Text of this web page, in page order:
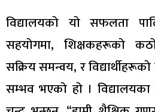
विद्यालयको यो सफलता
सहयोगमा, शिक्षकहरूको
सक्रिय समन्वय, र
सम्भव भएको हो । विद्यालयका